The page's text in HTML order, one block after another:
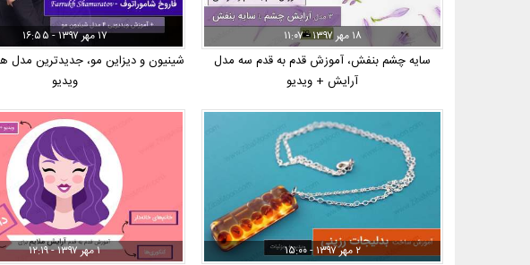
۱۸ مهر ۱۳۹۷ - ۱۱:۰۷
سایه چشم بنفش، آموزش قدم به قدم سه مدل
آرایش + ویدیو
۱۷ مهر ۱۳۹۷ - ۱۶:۵۵
ویدیو
۲ مهر ۱۳۹۷ - ۱۵:۰۰ ۱ مهر ۱۳۹۷ - ۱۲:۱۹